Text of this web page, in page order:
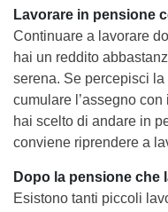
Lavorare in pensione
Continuare a lavorare
hai un reddito
serena. Se percepisci
cumulare l’assegno
hai scelto di andare in
conviene riprendere a
Dopo la pensione che
Esistono tanti piccoli